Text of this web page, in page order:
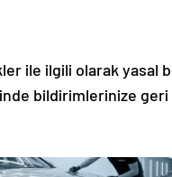
ile ilgili olarak yasal
bildirimlerinize geri